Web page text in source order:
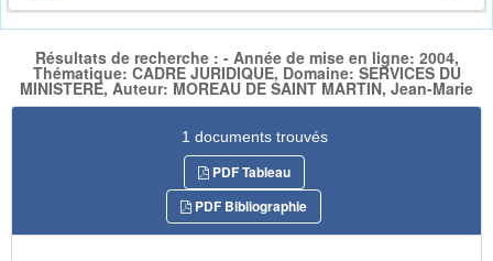
Résultats de recherche : - Année de mise en ligne: 2004,
Thématique: CADRE JURIDIQUE, Domaine: SERVICES DU
MINISTERE, Auteur: MOREAU DE SAINT MARTIN, Jean-Marie
1 documents trouvés
PDF Tableau
PDF Bibliographie